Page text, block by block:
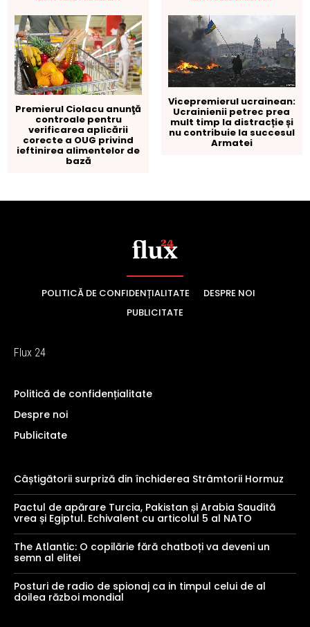
POLITICĂ DE CONFIDENȚIALITATE
DESPRE NOI
PUBLICITATE
Flux 24
Politică de confidențialitate
Despre noi
Publicitate
Câștigătorii surpriză din închiderea Strâmtorii Hormuz
Pactul de apărare Turcia, Pakistan și Arabia Saudită
vrea și Egiptul. Echivalent cu articolul 5 al NATO
The Atlantic: O copilărie fără chatboți va deveni un
semn al elitei
Posturi de radio de spionaj ca in timpul celui de al
doilea război mondial